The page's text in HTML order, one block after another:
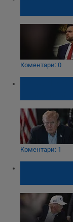
Коментари: 0
Коментари: 1